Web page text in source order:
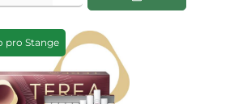
pro Stange